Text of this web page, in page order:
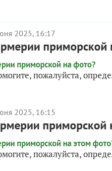
2025, 16:17
приморской
пожалуйста,
2025, 16:15
приморской
пожалуйста,